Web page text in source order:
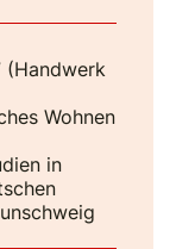
Wohnen
in